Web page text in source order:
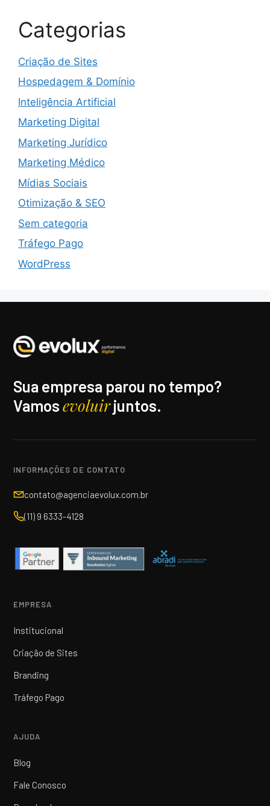
Categorias
Criação de Sites
Hospedagem & Domínio
Inteligência Artificial
Marketing Digital
Marketing Jurídico
Marketing Médico
Mídias Sociais
Otimização & SEO
Sem categoria
Tráfego Pago
WordPress
Sua empresa parou no tempo?
Vamosevoluirjuntos.
INFORMAÇÕES DE CONTATO
contato@agenciaevolux.com.br
(11) 9 6333-4128
EMPRESA
Institucional
Criação de Sites
Branding
Tráfego Pago
AJUDA
Blog
Fale Conosco